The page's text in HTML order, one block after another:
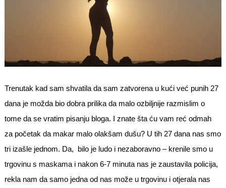
Trenutak kad sam shvatila da sam zatvorena u kući već punih 27
dana je možda bio dobra prilika da malo ozbiljnije razmislim o
tome da se vratim pisanju bloga. I znate šta ću vam reć odmah
za početak da makar malo olakšam dušu? U tih 27 dana nas smo
tri izašle jednom. Da, bilo je ludo i nezaboravno – krenile smo u
trgovinu s maskama i nakon 6-7 minuta nas je zaustavila policija,
rekla nam da samo jedna od nas može u trgovinu i otjerala nas